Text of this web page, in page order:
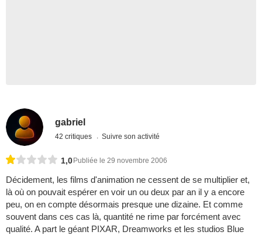
gabriel
42 critiques Suivre son activité
1,0 Publiée le 29 novembre 2006
Décidement, les films d'animation ne cessent de se multiplier et,
là où on pouvait espérer en voir un ou deux par an il y a encore
peu, on en compte désormais presque une dizaine. Et comme
souvent dans ces cas là, quantité ne rime par forcément avec
qualité. A part le géant PIXAR, Dreamworks et les studios Blue